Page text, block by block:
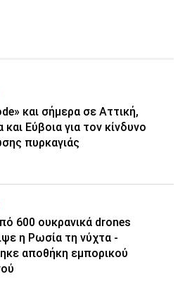
και σήμερα σε Αττική,
και Εύβοια για τον κίνδυνο
πυρκαγιάς
600 ουκρανικά drones
η Ρωσία τη νύχτα -
αποθήκη εμπορικού